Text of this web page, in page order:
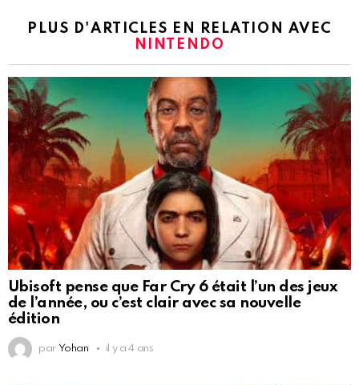
PLUS D'ARTICLES EN RELATION AVEC
NINTENDO
Ubisoft pense que Far Cry 6 était l’un des jeux
de l’année, ou c’est clair avec sa nouvelle
édition
par Yohan il y a 4 ans